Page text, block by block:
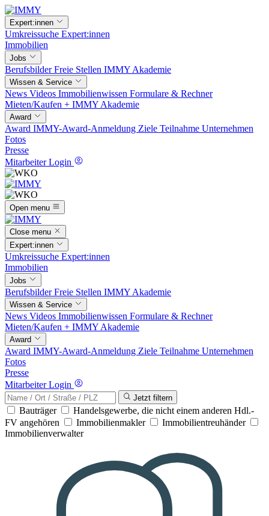
Expert:innen
Umkreissuche Expert:innen
Immobilien
Jobs
BerufsbilderFreie Stellen IMMY Akademie
Wissen & Service
News Videos Immobilienwissen Formulare & Rechner
Mieten/Kaufen + IMMY Akademie
Award
Award IMMY-Award-Anmeldung Ziele Teilnahme Unternehmen
Fotos
Presse
Mitarbeiter Login
Open menu
Close menu
Expert:innen
Umkreissuche Expert:innen
Immobilien
Jobs
BerufsbilderFreie Stellen IMMY Akademie
Wissen & Service
News Videos Immobilienwissen Formulare & Rechner
Mieten/Kaufen + IMMY Akademie
Award
Award IMMY-Award-Anmeldung Ziele Teilnahme Unternehmen
Fotos
Presse
Mitarbeiter Login
Jetzt filtern
Bauträger
Handelsgewerbe, die nicht einem anderen Hdl.-
FV angehören
Immobilienmakler
Immobilientreuhänder
Immobilienverwalter